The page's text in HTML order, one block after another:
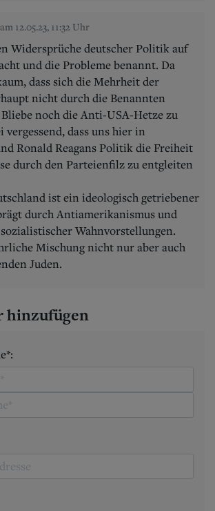
am 12.05.23, 11:32 Uhr
Widersprüche deutscher Politik auf
und die Probleme benannt. Da
dass sich die Mehrheit der
nicht durch die Benannten
noch die Anti-USA-Hetze zu
vergessend, dass uns hier in
Ronald Reagans Politik die Freiheit
durch den Parteienfilz zu entgleiten
ist ein ideologisch getriebener
durch Antiamerikanismus und
Wahnvorstellungen.
Mischung nicht nur aber auch
Juden.
hinzufügen